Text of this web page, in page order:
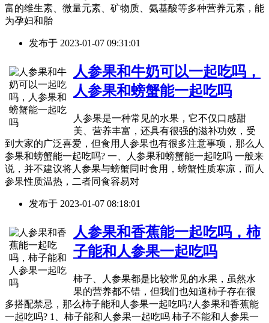
富的维生素、微量元素、矿物质、氨基酸等多种营养元素，能
为孕妇和胎
发布于 2023-01-07 09:31:01
人参果和牛奶可以一起吃吗，
人参果和螃蟹能一起吃吗
人参果是一种常见的水果，它不仅口感甜
美、营养丰富，还具有很强的滋补功效，受
到大家的广泛喜爱，但食用人参果也有很多注意事项，那么人
参果和螃蟹能一起吃吗? 一、人参果和螃蟹能一起吃吗 一般来
说，并不建议将人参果与螃蟹同时食用，螃蟹性质寒凉，而人
参果性质温热，二者同食容易对
发布于 2023-01-07 08:18:01
人参果和香蕉能一起吃吗，柿
子能和人参果一起吃吗
柿子、人参果都是比较常见的水果，虽然水
果的营养都不错，但我们也知道柿子存在很
多搭配禁忌，那么柿子能和人参果一起吃吗?人参果和香蕉能
一起吃吗? 1、柿子能和人参果一起吃吗 柿子不能和人参果一